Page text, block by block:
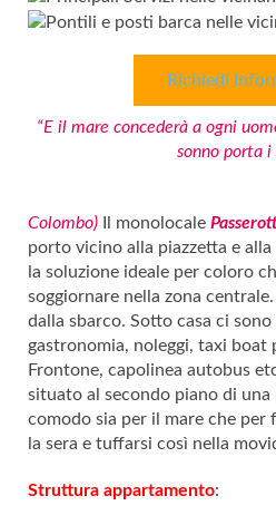
Richiedi
“E il mare concederà a ogni
sonno porta i
Colombo) Il monolocale
porto vicino alla piazzetta e
la soluzione ideale per coloro
soggiornare nella zona
dalla sbarco. Sotto casa ci sono
gastronomia, noleggi, taxi boat
Frontone, capolinea autobus
situato al secondo piano di una
comodo sia per il mare che per
la sera e tuffarsi così nella
Struttura appartamento: